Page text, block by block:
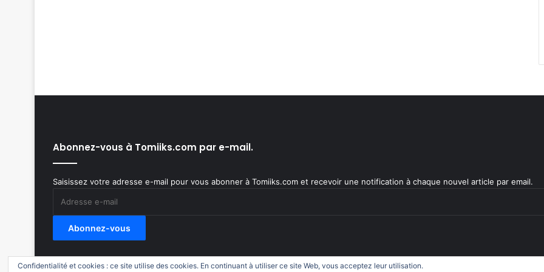
Abonnez-vous à Tomiiks.com par e-mail.
Saisissez votre adresse e-mail pour vous abonner à Tomiiks.com et recevoir une notification à chaque nouvel article par email.
Abonnez-vous
Confidentialité et cookies : ce site utilise des cookies. En continuant à utiliser ce site Web, vous acceptez leur utilisation.